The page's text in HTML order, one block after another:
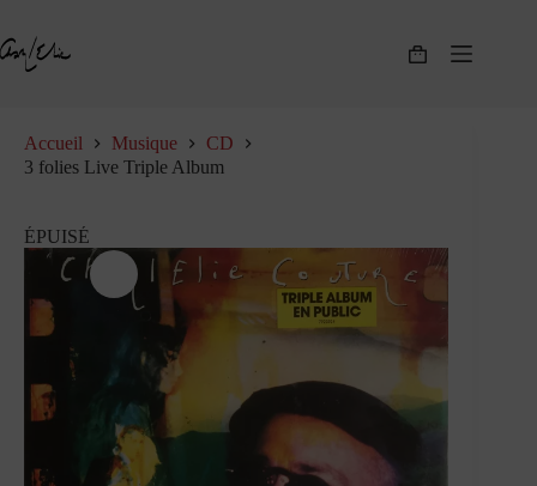
contenu
Panier
Accueil Musique
CD
3 folies Live Triple Album
ÉPUISÉ